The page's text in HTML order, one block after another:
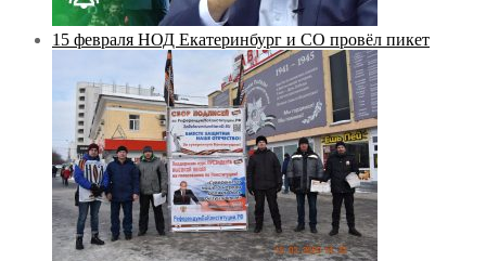
15 февраля НОД Екатеринбург и СО провёл пикет